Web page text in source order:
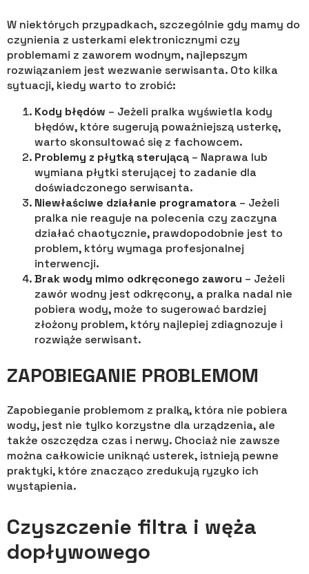
W niektórych przypadkach, szczególnie gdy mamy do
czynienia z usterkami elektronicznymi czy
problemami z zaworem wodnym, najlepszym
rozwiązaniem jest wezwanie serwisanta. Oto kilka
sytuacji, kiedy warto to zrobić:
Kody błędów – Jeżeli pralka wyświetla kody
błędów, które sugerują poważniejszą usterkę,
warto skonsultować się z fachowcem.
Problemy z płytką sterującą – Naprawa lub
wymiana płytki sterującej to zadanie dla
doświadczonego serwisanta.
Niewłaściwe działanie programatora – Jeżeli
pralka nie reaguje na polecenia czy zaczyna
działać chaotycznie, prawdopodobnie jest to
problem, który wymaga profesjonalnej
interwencji.
Brak wody mimo odkręconego zaworu – Jeżeli
zawór wodny jest odkręcony, a pralka nadal nie
pobiera wody, może to sugerować bardziej
złożony problem, który najlepiej zdiagnozuje i
rozwiąże serwisant.
ZAPOBIEGANIE PROBLEMOM
Zapobieganie problemom z pralką, która nie pobiera
wody, jest nie tylko korzystne dla urządzenia, ale
także oszczędza czas i nerwy. Chociaż nie zawsze
można całkowicie uniknąć usterek, istnieją pewne
praktyki, które znacząco zredukują ryzyko ich
wystąpienia.
Czyszczenie filtra i węża
dopływowego